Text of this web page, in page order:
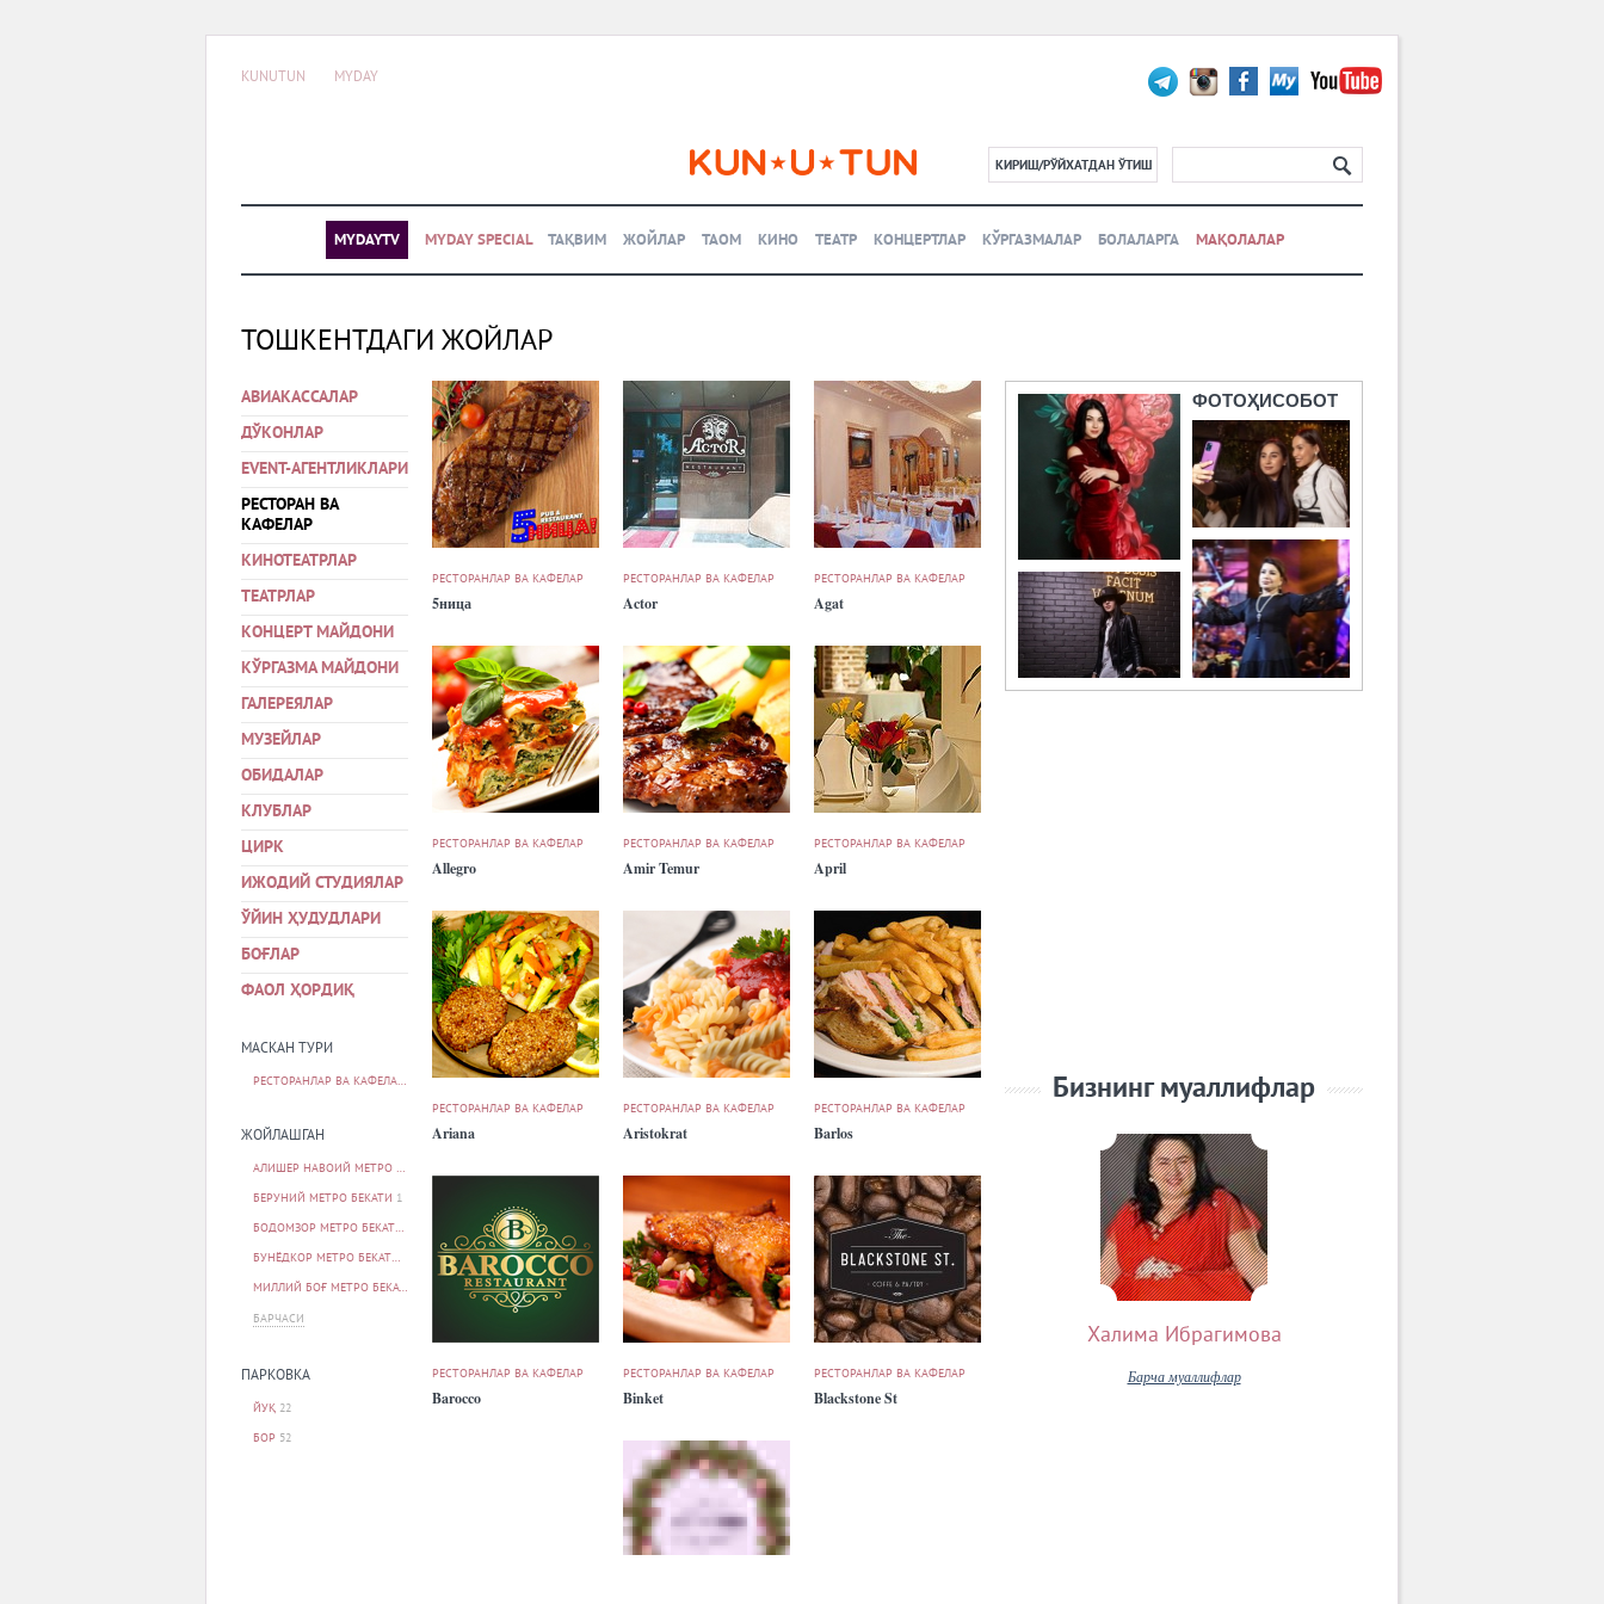
KUNUTUN MYDAY
КИРИШ/РЎЙХАТДАН ЎТИШ
MYDAYTV MYDAY SPECIAL ТАҚВИМ ЖОЙЛАР ТАОМ КИНО ТЕАТР КОНЦЕРТЛАР КЎРГАЗМАЛАР БОЛАЛАРГА МАҚОЛАЛАР
ТОШКЕНТДАГИ ЖОЙЛАР
АВИАКАССАЛАР
ДЎКОНЛАР
EVENT-АГЕНТЛИКЛАРИ
РЕСТОРАН ВА
КАФЕЛАР
КИНОТЕАТРЛАР
ТЕАТРЛАР
КОНЦЕРТ МАЙДОНИ
КЎРГАЗМА МАЙДОНИ
ГАЛЕРЕЯЛАР
МУЗЕЙЛАР
ОБИДАЛАР
КЛУБЛАР
ЦИРК
ИЖОДИЙ СТУДИЯЛАР
ЎЙИН ҲУДУДЛАРИ
БОҒЛАР
ФАОЛ ҲОРДИҚ
МАСКАН ТУРИ
РЕСТОРАНЛАР ВА КАФЕЛАР
ЖОЙЛАШГАН
АЛИШЕР НАВОИЙ МЕТРО БЕКАТИ
БЕРУНИЙ МЕТРО БЕКАТИ 1
БОДОМЗОР МЕТРО БЕКАТИ
БУНЁДКОР МЕТРО БЕКАТИ
МИЛЛИЙ БОҒ МЕТРО БЕКАТИ
БАРЧАСИ
ПАРКОВКА
ЙУҚ 22
БОР 52
РЕСТОРАНЛАР ВА КАФЕЛАР
5ница
РЕСТОРАНЛАР ВА КАФЕЛАР
Actor
РЕСТОРАНЛАР ВА КАФЕЛАР
Agat
РЕСТОРАНЛАР ВА КАФЕЛАР
Allegro
РЕСТОРАНЛАР ВА КАФЕЛАР
Amir Temur
РЕСТОРАНЛАР ВА КАФЕЛАР
April
РЕСТОРАНЛАР ВА КАФЕЛАР
Ariana
РЕСТОРАНЛАР ВА КАФЕЛАР
Aristokrat
РЕСТОРАНЛАР ВА КАФЕЛАР
Barlos
РЕСТОРАНЛАР ВА КАФЕЛАР
Barocco
РЕСТОРАНЛАР ВА КАФЕЛАР
Binket
РЕСТОРАНЛАР ВА КАФЕЛАР
Blackstone St
ФОТОҲИСОБОТ
Бизнинг муаллифлар
Халима Ибрагимова
Барча муаллифлар